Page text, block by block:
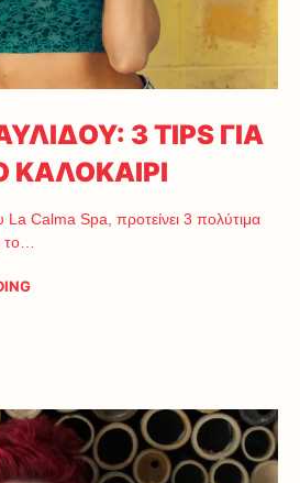
3 TIPS ΓΙΑ
La Calma Spa, προτείνει 3 πολύτιμα
το…